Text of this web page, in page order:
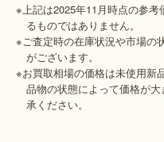
※上記は2025年11月時点の参
るものではありません。
※ご査定時の在庫状況や市場の
がございます。
※お買取相場の価格は未使用新
品物の状態によって価格が
承ください。